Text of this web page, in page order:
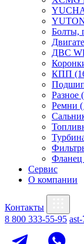
Болты,
ДВС
КПП
Разное
Ремни
Фланец
Сервис
О компании
Контакты
8 800 333-55-95